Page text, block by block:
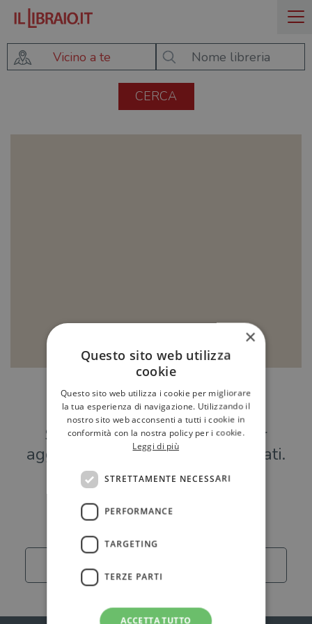
Vicino a te
Hai una libreria?
Scrivici a
per
aggiungere o modificare i tuoi dati.
Librerie
×
Questo sito web utilizza
cookie
Questo sito web utilizza i cookie per migliorare
la tua esperienza di navigazione. Utilizzando il
nostro sito web acconsenti a tutti i cookie in
conformità con la nostra policy per i cookie.
Leggi di più
STRETTAMENTE NECESSARI
PERFORMANCE
TARGETING
TERZE PARTI
ACCETTA TUTTO